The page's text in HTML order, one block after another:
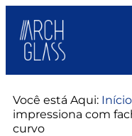
Você está Aqui: Início
impressiona com
curvo